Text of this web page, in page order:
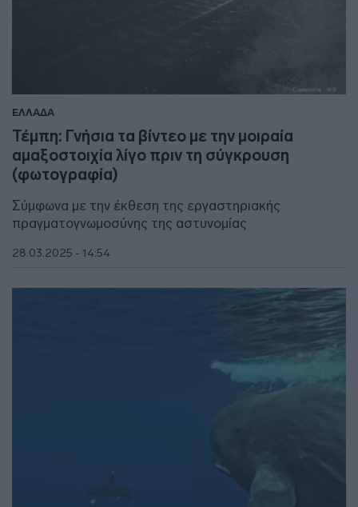
ΕΛΛΑΔΑ
Τέμπη: Γνήσια τα βίντεο με την μοιραία
αμαξοστοιχία λίγο πριν τη σύγκρουση
(φωτογραφία)
Σύμφωνα με την έκθεση της εργαστηριακής
πραγματογνωμοσύνης της αστυνομίας
28.03.2025 - 14:54